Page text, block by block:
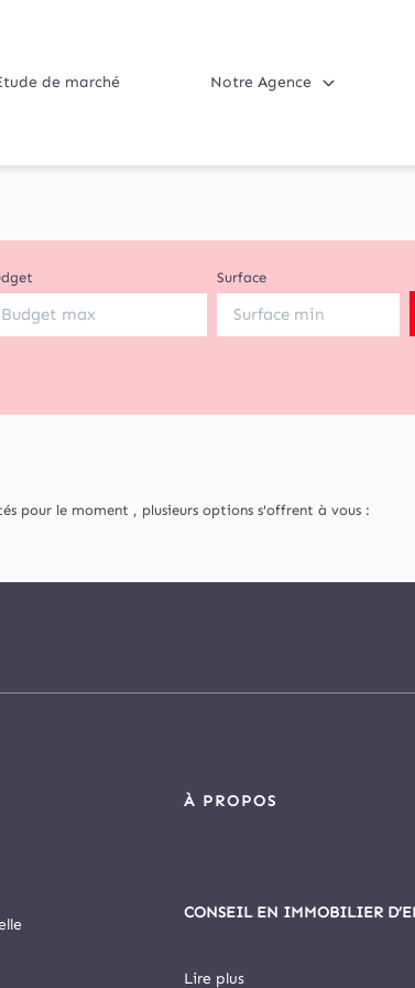
de marché Notre Agence
Surface
pour le moment , plusieurs options s'offrent à vous :
À PROPOS
CONSEIL EN IMMOBILIER
Lire plus